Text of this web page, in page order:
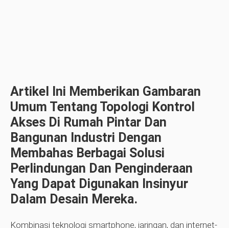
Artikel Ini Memberikan Gambaran
Umum Tentang Topologi Kontrol
Akses Di Rumah Pintar Dan
Bangunan Industri Dengan
Membahas Berbagai Solusi
Perlindungan Dan Penginderaan
Yang Dapat Digunakan Insinyur
Dalam Desain Mereka.
Kombinasi teknologi smartphone, jaringan, dan internet-